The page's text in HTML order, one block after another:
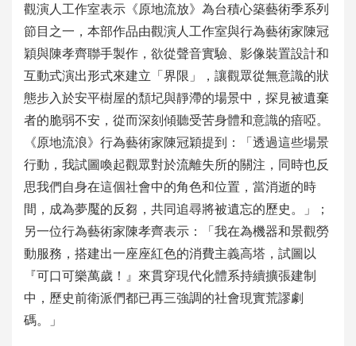
觀演人工作室表示《原地流放》為台積心築藝術季系列
節目之一，本部作品由觀演人工作室與行為藝術家陳冠
穎與陳孝齊聯手製作，欲從聲音實驗、影像裝置設計和
互動式演出形式來建立「界限」，讓觀眾從無意識的狀
態步入於安平樹屋的頹圮與靜滯的場景中，探見被遺棄
者的脆弱不安，從而深刻傾聽受苦身體和意識的瘖啞。
《原地流浪》行為藝術家陳冠穎提到：「透過這些場景
行動，我試圖喚起觀眾對於流離失所的關注，同時也反
思我們自身在這個社會中的角色和位置，當消逝的時
間，成為夢魘的反芻，共同追尋將被遺忘的歷史。」；
另一位行為藝術家陳孝齊表示：「我在為機器和景觀勞
動服務，搭建出一座座紅色的消費主義高塔，試圖以
『可口可樂萬歲！』來貫穿現代化體系持續擴張建制
中，歷史前衛派們都已再三強調的社會現實荒謬劇
碼。」